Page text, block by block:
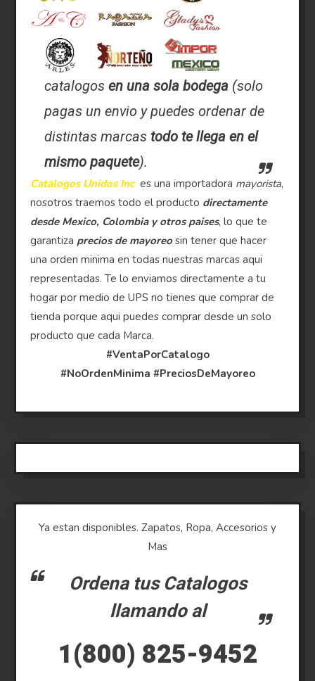
catalogosen una sola bodega (solo
pagas un envio y puedes ordenar de
distintas marcas todo te llega en el
mismo paquete).
Catalogos Unidos Inc es una importadora mayorista,
nosotros traemos todo el producto directamente
desde Mexico, Colombia y otros paises, lo que te
garantizaprecios de mayoreo sin tener que hacer
una orden minima en todas nuestras marcas aqui
representadas. Te lo enviamos directamente a tu
hogar por medio de UPS no tienes que comprar de
tienda porque aqui puedes comprar desde un solo
producto que cada Marca.
#VentaPorCatalogo
#NoOrdenMinima #PreciosDeMayoreo
Ya estan disponibles. Zapatos, Ropa, Accesorios y
Mas
Ordena tus Catalogos
llamando al
1(800) 825-9452